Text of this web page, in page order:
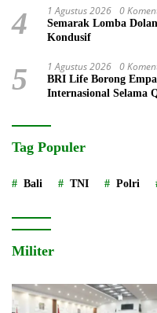
4 1 Agustus 2026 0
Semarak Lomba
Kondusif
5 1 Agustus 2026 0
BRI Life Borong
Internasional Selama
Tag Populer
Bali TNI Polri
Militer